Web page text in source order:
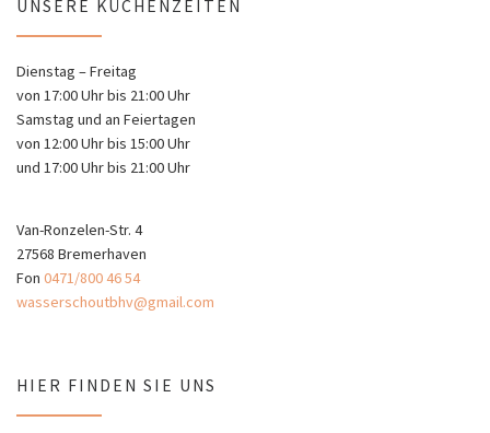
UNSERE KÜCHENZEITEN
Dienstag – Freitag
von 17:00 Uhr bis 21:00 Uhr
Samstag und an Feiertagen
von 12:00 Uhr bis 15:00 Uhr
und 17:00 Uhr bis 21:00 Uhr
Van-Ronzelen-Str. 4
27568 Bremerhaven
Fon 0471/800 46 54
wasserschoutbhv@gmail.com
HIER FINDEN SIE UNS